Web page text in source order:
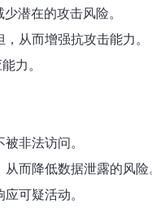
潜在的攻击风险。
从而增强抗攻击能力。
力。
非法访问。
而降低数据泄露的风险
可疑活动。